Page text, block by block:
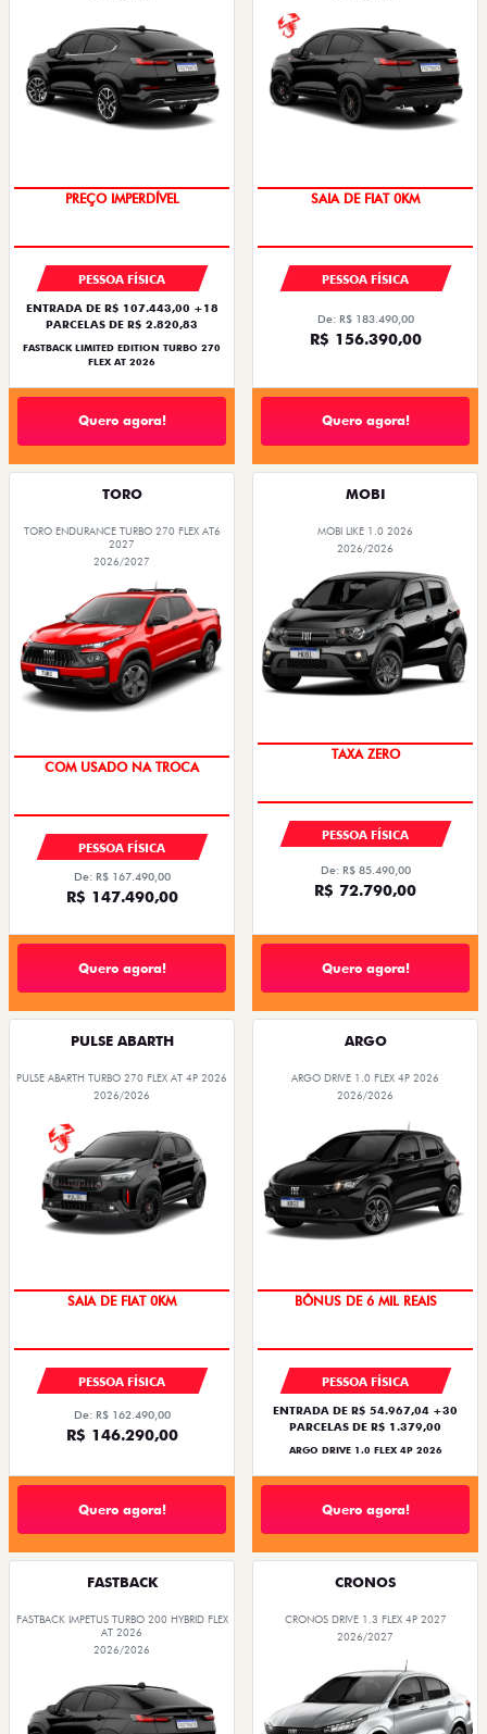
PREÇO IMPERDÍVEL
PESSOA FÍSICA
ENTRADA DE R$ 107.443,00 +18
PARCELAS DE R$ 2.820,83
FASTBACK LIMITED EDITION TURBO 270
FLEX AT 2026
Quero agora!
SAIA DE FIAT 0KM
PESSOA FÍSICA
De: R$ 183.490,00
R$ 156.390,00
Quero agora!
TORO
TORO ENDURANCE TURBO 270 FLEX AT6
2027
2026/2027
COM USADO NA TROCA
PESSOA FÍSICA
De: R$ 167.490,00
R$ 147.490,00
Quero agora!
MOBI
MOBI LIKE 1.0 2026
2026/2026
TAXA ZERO
PESSOA FÍSICA
De: R$ 85.490,00
R$ 72.790,00
Quero agora!
PULSE ABARTH
PULSE ABARTH TURBO 270 FLEX AT 4P 2026
2026/2026
SAIA DE FIAT 0KM
PESSOA FÍSICA
De: R$ 162.490,00
R$ 146.290,00
Quero agora!
ARGO
ARGO DRIVE 1.0 FLEX 4P 2026
2026/2026
BÔNUS DE 6 MIL REAIS
PESSOA FÍSICA
ENTRADA DE R$ 54.967,04 +30
PARCELAS DE R$ 1.379,00
ARGO DRIVE 1.0 FLEX 4P 2026
Quero agora!
FASTBACK
FASTBACK IMPETUS TURBO 200 HYBRID FLEX
AT 2026
2026/2026
CRONOS
CRONOS DRIVE 1.3 FLEX 4P 2027
2026/2027